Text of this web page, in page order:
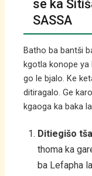
se ka
SASSA
Batho ba bantši
kgotla konope
go le bjalo. Ke
ditiragalo. Ge
kgaoga ka baka
Ditiegišo
thoma ka
ba Lefapha